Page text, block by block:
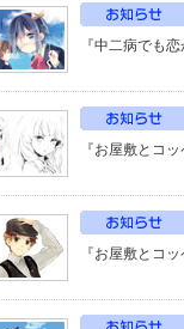
『中二病でも
『お屋敷とコ
『お屋敷とコ